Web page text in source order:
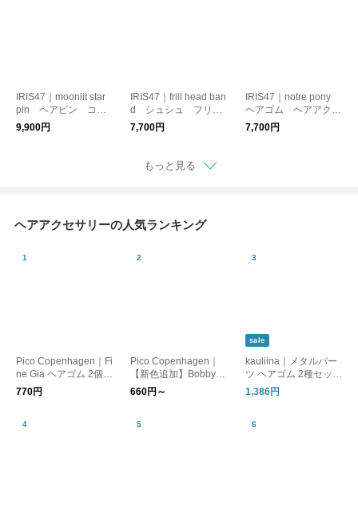
IRIS47｜moonlit star
pin ヘアピン コス
チュームジュエリー
月モチーフ
9,900円
IRIS47｜frill head ban
d シュシュ フリ
ル マニッシュ
7,700円
IRIS47｜notre pony
ヘアゴム ヘアアクセ
サリー リボンモチー
フ
7,700円
もっと見る
ヘアアクセサリーの人気ランキング
Pico Copenhagen｜Fi
ne Gia ヘアゴム 2個セ
ット 【メール便】
770円
Pico Copenhagen｜
【新色追加】Bobby
(ボビー) ヘアピン【メ
ール便】
660円～
sale
kauliina｜メタルパー
ツ ヘアゴム 2種セット
／ プレゼント ギフト
1,386円